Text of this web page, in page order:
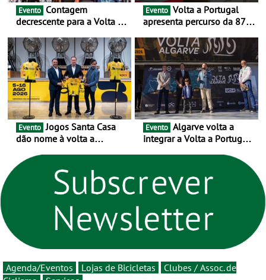
Evento
decrescente para a Volta a
as 17 equipas de 2026
Evento
apresenta percurso da 87.ª
novo ciclo rumo ao
centenário
Evento Jogos Santa Casa
dão nome à volta a
um novo ciclo da prova
rumo ao centenário - Volta
a Portugal em Bicicleta
estará na estrada entre 5 e
16 de agosto
Evento
integrar a Volta a Portugal
Agenda/Eventos Lojas de Bicicletas
Clubes / Assoc. de